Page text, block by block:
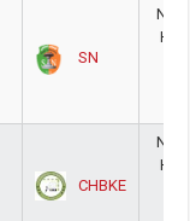
SN
CHBKE